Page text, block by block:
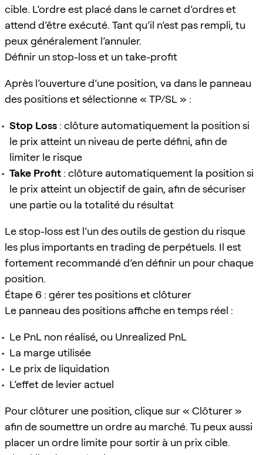
cible. L’ordre est placé dans le carnet d’ordres et
attend d’être exécuté. Tant qu’il n’est pas rempli, tu
peux généralement l’annuler.
Définir un stop-loss et un take-profit
Après l’ouverture d’une position, va dans le panneau
des positions et sélectionne « TP/SL » :
Stop Loss : clôture automatiquement la position si
le prix atteint un niveau de perte défini, afin de
limiter le risque
Take Profit : clôture automatiquement la position si
le prix atteint un objectif de gain, afin de sécuriser
une partie ou la totalité du résultat
Le stop-loss est l’un des outils de gestion du risque
les plus importants en trading de perpétuels. Il est
fortement recommandé d’en définir un pour chaque
position.
Étape 6 : gérer tes positions et clôturer
Le panneau des positions affiche en temps réel :
Le PnL non réalisé, ou Unrealized PnL
La marge utilisée
Le prix de liquidation
L’effet de levier actuel
Pour clôturer une position, clique sur « Clôturer »
afin de soumettre un ordre au marché. Tu peux aussi
placer un ordre limite pour sortir à un prix cible.